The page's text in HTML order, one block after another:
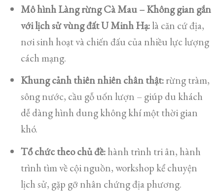
Mô hình Làng rừng Cà Mau – Không gian gắn
với lịch sử vùng đất U Minh Hạ:là căn cứ địa,
nơi sinh hoạt và chiến đấu của nhiều lực lượng
cách mạng.
Khung cảnh thiên nhiên chân thật:rừng tràm,
sông nước, cầu gỗ uốn lượn – giúp du khách
dễ dàng hình dung không khí một thời gian
khó.
Tổ chức theo chủ đề:hành trình tri ân, hành
trình tìm về cội nguồn, workshop kể chuyện
lịch sử, gặp gỡ nhân chứng địa phương.